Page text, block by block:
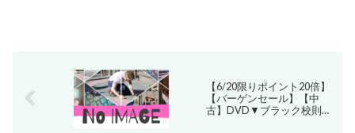
【6/20限りポイント20倍】
【バーゲンセール】【中
古】DVD▼ブラック校則▽